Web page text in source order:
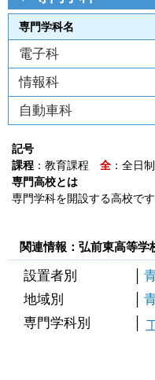
専門学科名
電子科
情報科
自動車科
記号
課程 ：教育課程 全 ：全日
専門高校とは
専門学科を開設する高校で
関連情報：弘前東高等学
設置者別
地域別
専門学科別